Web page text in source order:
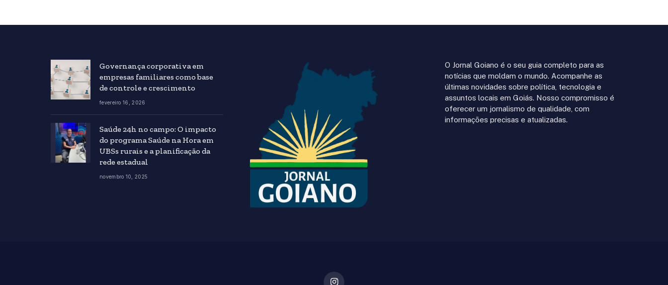
Governança corporativa em
empresas familiares como base
de controle e crescimento
fevereiro 16, 2026
Saúde 24h no campo: O impacto
do programa Saúde na Hora em
UBSs rurais e a planificação da
rede estadual
novembro 10, 2025
O Jornal Goiano é o seu guia completo para as
notícias que moldam o mundo. Acompanhe as
últimas novidades sobre política, tecnologia e
assuntos locais em Goiás. Nosso compromisso é
oferecer um jornalismo de qualidade, com
informações precisas e atualizadas.